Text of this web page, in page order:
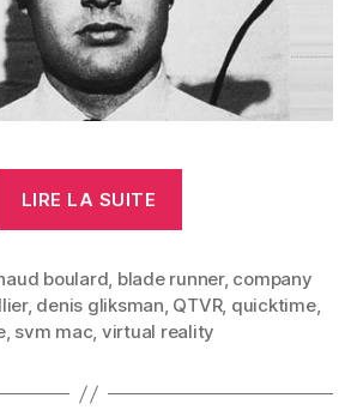
LIRE LA SUITE
boulard, blade runner, company
, denis gliksman, QTVR, quicktime,
, svm mac, virtual reality